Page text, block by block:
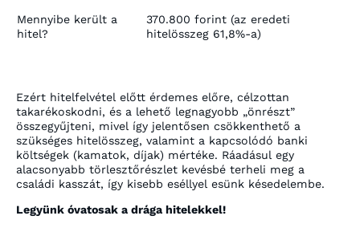
Mennyibe került a
hitel?
370.800 forint (az eredeti
hitelösszeg 61,8%-a)
Ezért hitelfelvétel előtt érdemes előre, célzottan
takarékoskodni, és a lehető legnagyobb „önrészt”
összegyűjteni, mivel így jelentősen csökkenthető a
szükséges hitelösszeg, valamint a kapcsolódó banki
költségek (kamatok, díjak) mértéke. Ráadásul egy
alacsonyabb törlesztőrészlet kevésbé terheli meg a
családi kasszát, így kisebb eséllyel esünk késedelembe.
Legyünk óvatosak a drága hitelekkel!